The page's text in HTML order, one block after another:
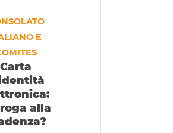
E
Carta
alla